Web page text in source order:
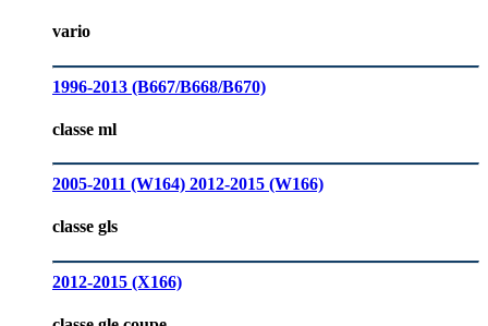
vario
1996-2013 (B667/B668/B670)
classe ml
2005-2011 (W164) 2012-2015 (W166)
classe gls
2012-2015 (X166)